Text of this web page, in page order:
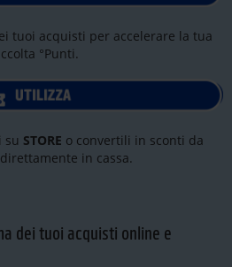
tuoi acquisti per accelerare la tua
°Punti.
su STORE o convertili in sconti da
in cassa.
dei tuoi acquisti online e